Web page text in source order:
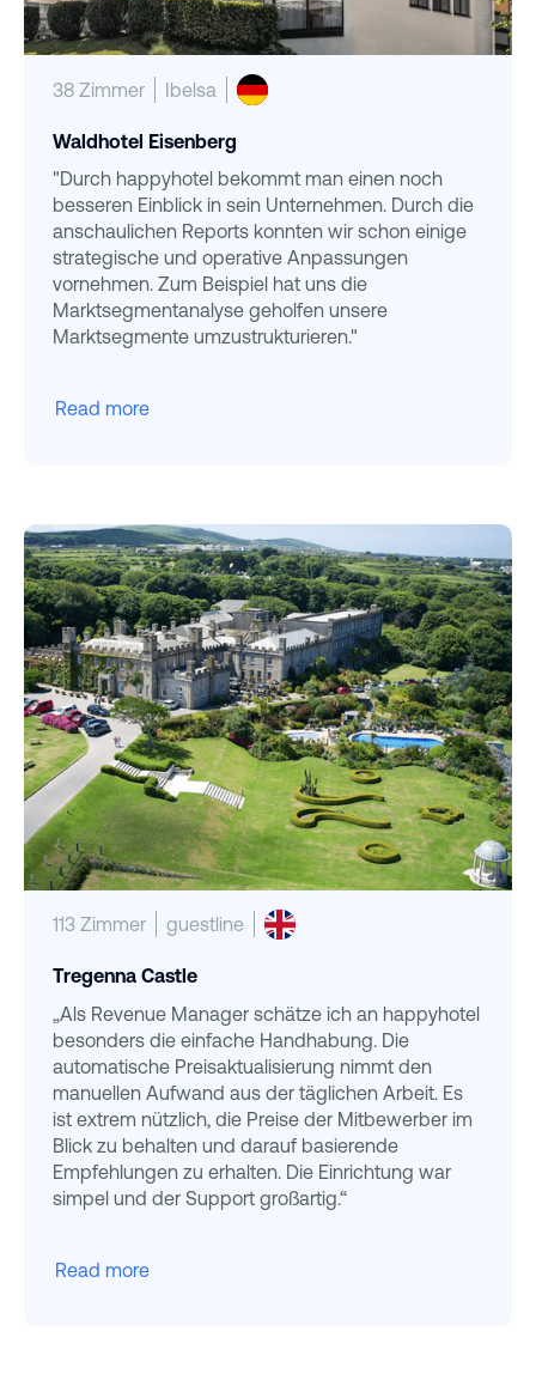
38 Zimmer Ibelsa
Waldhotel Eisenberg
"Durch happyhotel bekommt man einen noch
besseren Einblick in sein Unternehmen. Durch die
anschaulichen Reports konnten wir schon einige
strategische und operative Anpassungen
vornehmen. Zum Beispiel hat uns die
Marktsegmentanalyse geholfen unsere
Marktsegmente umzustrukturieren."
Read more
113 Zimmer guestline
Tregenna Castle
„Als Revenue Manager schätze ich an happyhotel
besonders die einfache Handhabung. Die
automatische Preisaktualisierung nimmt den
manuellen Aufwand aus der täglichen Arbeit. Es
ist extrem nützlich, die Preise der Mitbewerber im
Blick zu behalten und darauf basierende
Empfehlungen zu erhalten. Die Einrichtung war
simpel und der Support großartig.“
Read more